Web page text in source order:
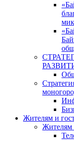
Жителям и
Жителям